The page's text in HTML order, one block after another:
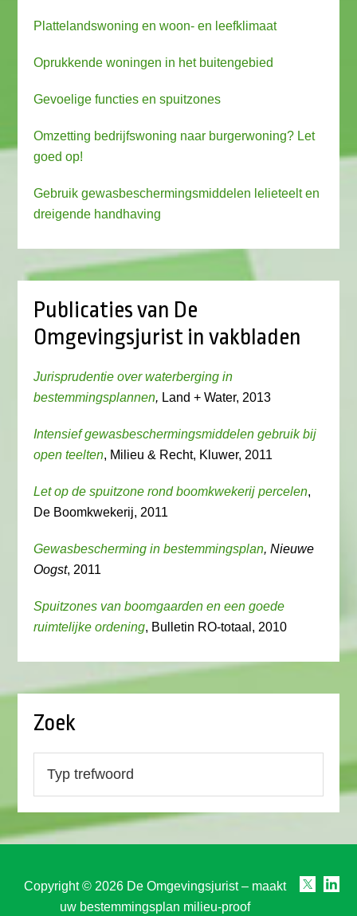
Plattelandswoning en woon- en leefklimaat
Oprukkende woningen in het buitengebied
Gevoelige functies en spuitzones
Omzetting bedrijfswoning naar burgerwoning? Let
goed op!
Gebruik gewasbeschermingsmiddelen lelieteelt en
dreigende handhaving
Publicaties van De
Omgevingsjurist in vakbladen
Jurisprudentie over waterberging in
bestemmingsplannen, Land + Water, 2013
Intensief gewasbeschermingsmiddelen gebruik bij
open teelten, Milieu & Recht, Kluwer, 2011
Let op de spuitzone rond boomkwekerij percelen,
De Boomkwekerij, 2011
Gewasbescherming in bestemmingsplan, Nieuwe
Oogst, 2011
Spuitzones van boomgaarden en een goede
ruimtelijke ordening, Bulletin RO-totaal, 2010
Zoek
Copyright © 2026 De Omgevingsjurist – maakt
uw bestemmingsplan milieu-proof